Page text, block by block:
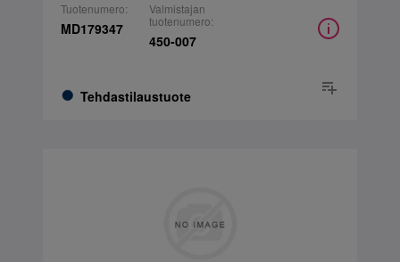
Tuotenumero:
MD179347
Tehdastilaustuote
Valmistajan
tuotenumero:
450-007